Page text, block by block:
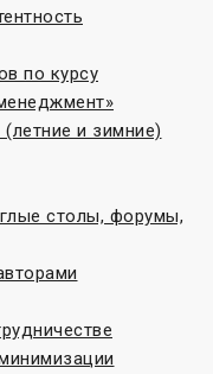
по курсу
и зимние)
столы, форумы,